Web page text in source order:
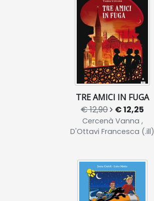
TRE AMICI IN FUGA
€ 12,90 € 12,25
Cercenà Vanna ,
D'Ottavi Francesca (.ill)